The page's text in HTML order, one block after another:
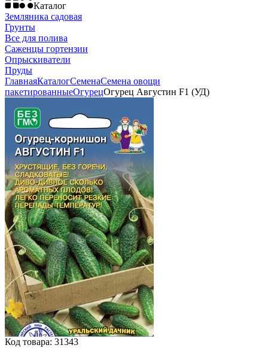
Каталог
Земляника садовая
Грунты
Все для полива
Саженцы гортензии
Опрыскиватели
Пруды
ГлавнаяКаталогСеменаСемена овощи
пакетированныеОгурецОгурец Августин F1 (УД)
Код товара: 31343